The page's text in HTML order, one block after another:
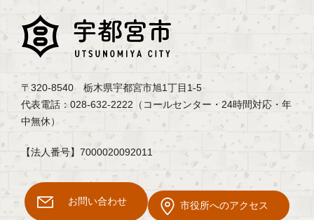
〒320-8540 栃木県宇都宮市旭1丁目1-5
代表電話：028-632-2222（コールセンター・24時間対応・年
中無休）
【法人番号】7000020092011
お問い合わせ 市役所へのアクセス